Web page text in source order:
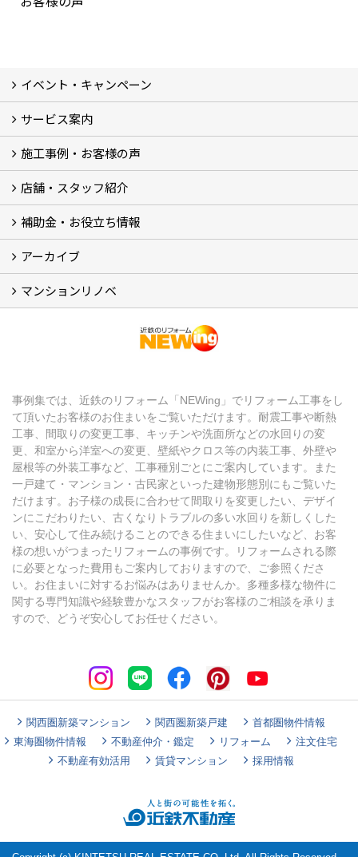
イベント・キャンペーン
最新のイベント・キャンペーン情報
過去のイベント・キャンペーン
サービス案内
リフォームメニュー (17)
マンションリノベ
外壁塗装リフォーム
防音室リフォーム
近鉄不動産のドッグリフォーム by K・DogSpa
住まいの無料点検
リフォームの流れ
リフォーム成功のQ＆A
保証とアフターサービス
私たちが大切にしていること
安心のリフォーム体制
施工担当者の想い
多種多様なニーズに応える提案力
施工事例・お客様の声
施工事例集
ビフォーアフター集
お客様の声
店舗・スタッフ紹介
店舗 (12)
スタッフ
Googleクチコミ評価
近鉄のリフォーム NEWing (2)
補助金・お役立ち情報
補助金・税制 (3)
コラム
ＳＮＳ
アーカイブ
【アーカイブ】近鉄の健康コラム（全9回） (10)
【アーカイブ】住まいのお役立ち情報（全10回） (11)
マンションリノベ
事例集では、近鉄のリフォーム「NEWing」でリフォーム工事をし
て頂いたお客様のお住まいをご覧いただけます。耐震工事や断熱
工事、間取りの変更工事、キッチンや洗面所などの水回りの変
更、和室から洋室への変更、壁紙やクロス等の内装工事、外壁や
屋根等の外装工事など、工事種別ごとにご案内しています。また
一戸建て・マンション・古民家といった建物形態別にもご覧いた
だけます。お子様の成長に合わせて間取りを変更したい、デザイ
ンにこだわりたい、古くなりトラブルの多い水回りを新しくした
い、安心して住み続けることのできる住まいにしたいなど、お客
様の想いがつまったリフォームの事例です。リフォームされる際
に必要となった費用もご案内しておりますので、ご参照くださ
い。お住まいに対するお悩みはありませんか。多種多様な物件に
関する専門知識や経験豊かなスタッフがお客様のご相談を承りま
すので、どうぞ安心してお任せください。
関西圏新築マンション 関西圏新築戸建
首都圏物件情報
東海圏物件情報
不動産仲介・鑑定 リフォーム
注文住宅
不動産有効活用
賃貸マンション 採用情報